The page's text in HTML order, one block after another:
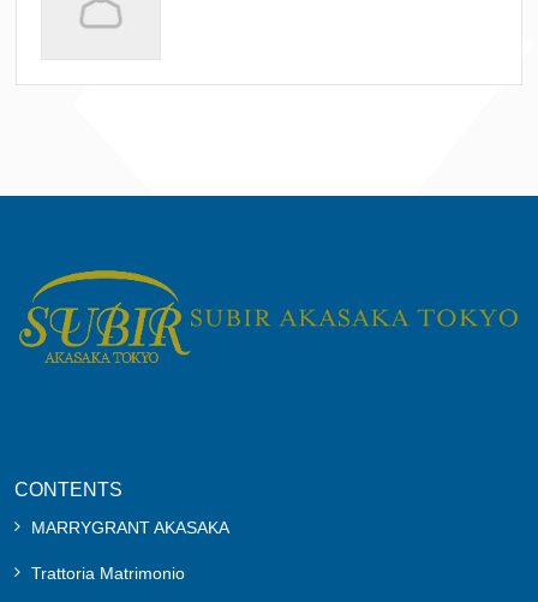
CONTENTS
MARRYGRANT AKASAKA
Trattoria Matrimonio